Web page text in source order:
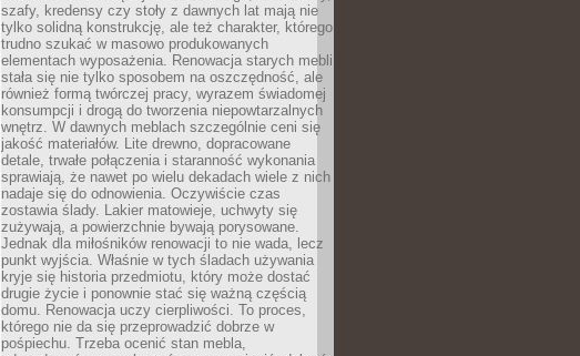
szafy, kredensy czy stoły z dawnych lat mają nie
tylko solidną konstrukcję, ale też charakter, którego
trudno szukać w masowo produkowanych
elementach wyposażenia. Renowacja starych mebli
stała się nie tylko sposobem na oszczędność, ale
również formą twórczej pracy, wyrazem świadomej
konsumpcji i drogą do tworzenia niepowtarzalnych
wnętrz. W dawnych meblach szczególnie ceni się
jakość materiałów. Lite drewno, dopracowane
detale, trwałe połączenia i staranność wykonania
sprawiają, że nawet po wielu dekadach wiele z nich
nadaje się do odnowienia. Oczywiście czas
zostawia ślady. Lakier matowieje, uchwyty się
zużywają, a powierzchnie bywają porysowane.
Jednak dla miłośników renowacji to nie wada, lecz
punkt wyjścia. Właśnie w tych śladach używania
kryje się historia przedmiotu, który może dostać
drugie życie i ponownie stać się ważną częścią
domu. Renowacja uczy cierpliwości. To proces,
którego nie da się przeprowadzić dobrze w
pośpiechu. Trzeba ocenić stan mebla,